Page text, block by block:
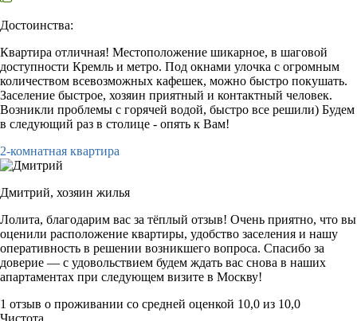
Достоинства:
Квартира отличная! Местоположение шикарное, в шаговой
доступности Кремль и метро. Под окнами улочка с огромным
количеством всевозможных кафешек, можно быстро покушать.
Заселение быстрое, хозяин приятный и контактный человек.
Возникли проблемы с горячей водой, быстро все решили) Будем
в следующий раз в столице - опять к Вам!
2-комнатная квартира
Дмитрий, хозяин жилья
Лолита, благодарим вас за тёплый отзыв! Очень приятно, что вы
оценили расположение квартиры, удобство заселения и нашу
оперативность в решении возникшего вопроса. Спасибо за
доверие — с удовольствием будем ждать вас снова в наших
апартаментах при следующем визите в Москву!
1 отзыв о проживании со средней оценкой 10,0 из 10,0
Чистота